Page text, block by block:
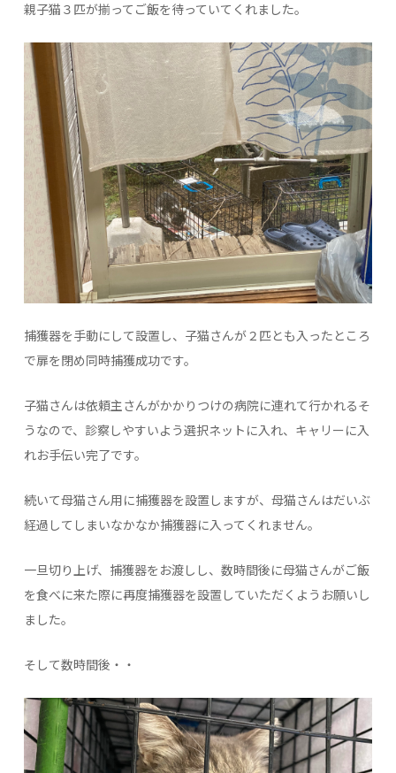
親子猫３匹が揃ってご飯を待っていてくれました。
捕獲器を手動にして設置し、子猫さんが２匹とも入ったところ
で扉を閉め同時捕獲成功です。
子猫さんは依頼主さんがかかりつけの病院に連れて行かれるそ
うなので、診察しやすいよう選択ネットに入れ、キャリーに入
れお手伝い完了です。
続いて母猫さん用に捕獲器を設置しますが、母猫さんはだいぶ
経過してしまいなかなか捕獲器に入ってくれません。
一旦切り上げ、捕獲器をお渡しし、数時間後に母猫さんがご飯
を食べに来た際に再度捕獲器を設置していただくようお願いし
ました。
そして数時間後・・